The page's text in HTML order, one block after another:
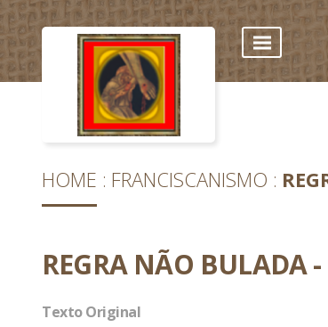
HOME FRANCISCANISMO
REGRA NÃO BULADA
Texto Original